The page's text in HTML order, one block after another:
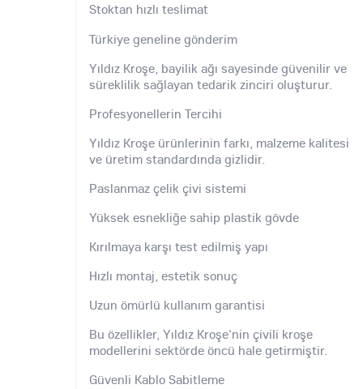
Stoktan hızlı teslimat
Türkiye geneline gönderim
Yıldız Kroşe, bayilik ağı sayesinde güvenilir ve
süreklilik sağlayan tedarik zinciri oluşturur.
Profesyonellerin Tercihi
Yıldız Kroşe ürünlerinin farkı, malzeme kalitesi
ve üretim standardında gizlidir.
Paslanmaz çelik çivi sistemi
Yüksek esnekliğe sahip plastik gövde
Kırılmaya karşı test edilmiş yapı
Hızlı montaj, estetik sonuç
Uzun ömürlü kullanım garantisi
Bu özellikler, Yıldız Kroşe'nin çivili kroşe
modellerini sektörde öncü hale getirmiştir.
Güvenli Kablo Sabitleme